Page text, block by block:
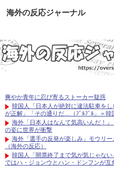
海外の反応ジャーナル
爽やか青年に忍び寄るストーカー疑惑
韓国人「日本人が絶対に違法駐車を
が正解」「その通りだ…（ﾌﾞﾙﾌﾞﾙ」＝韓
海外「日本人はなんて気高いんだ！
の姿に世界が衝撃
海外「選手の反発が楽しみ」モウリ
（海外の反応）
韓国人「開票終了まで気が気じゃな
ではハ・ジョンウとハン・ドンフンが互